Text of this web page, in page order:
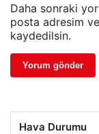
Daha sonraki
posta adresim
kaydedilsin.
Hava Durumu